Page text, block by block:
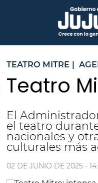
TEATRO MITRE |
Teatro
El
el teatro
nacionales y
culturales más
02 DE JUNIO DE 2025 -